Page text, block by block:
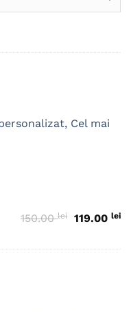
Cel mai
Cel mai bun
150.00lei Prețul
119.00 lei